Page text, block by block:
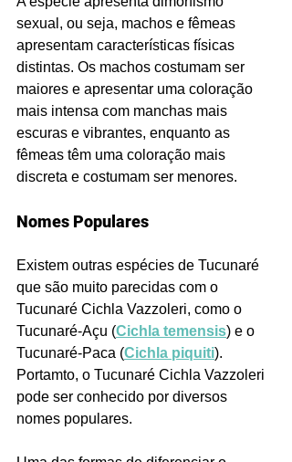
sexual, ou seja, machos e fêmeas
apresentam características físicas
distintas. Os machos costumam ser
maiores e apresentar uma coloração
mais intensa com manchas mais
escuras e vibrantes, enquanto as
fêmeas têm uma coloração mais
discreta e costumam ser menores.
Nomes Populares
Existem outras espécies de Tucunaré
que são muito parecidas com o
Tucunaré Cichla Vazzoleri, como o
Tucunaré-Açu (Cichla temensis) e o
Tucunaré-Paca (Cichla piquiti).
Portamto, o Tucunaré Cichla Vazzoleri
pode ser conhecido por diversos
nomes populares.